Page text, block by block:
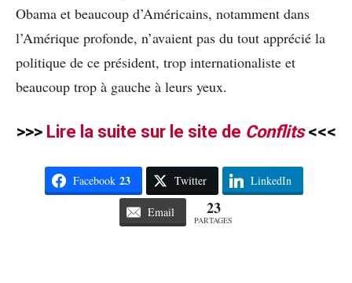
Obama et beaucoup d’Américains, notamment dans
l’Amérique profonde, n’avaient pas du tout apprécié la
politique de ce président, trop internationaliste et
beaucoup trop à gauche à leurs yeux.
>>> Lire la suite sur le site de Conflits<<<
Facebook 23 Twitter LinkedIn
Email 23
PARTAGES